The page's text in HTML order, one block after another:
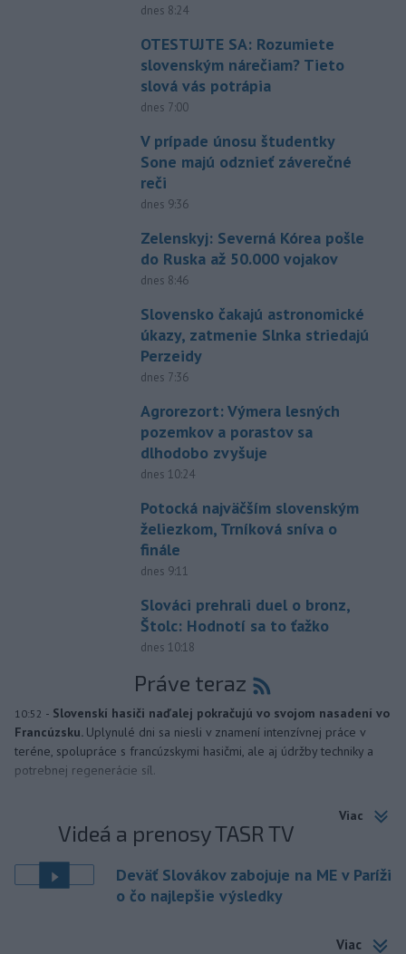
dnes 8:24
OTESTUJTE SA: Rozumiete
slovenským nárečiam? Tieto
slová vás potrápia
dnes 7:00
V prípade únosu študentky
Sone majú odznieť záverečné
reči
dnes 9:36
Zelenskyj: Severná Kórea pošle
do Ruska až 50.000 vojakov
dnes 8:46
Slovensko čakajú astronomické
úkazy, zatmenie Slnka striedajú
Perzeidy
dnes 7:36
Agrorezort: Výmera lesných
pozemkov a porastov sa
dlhodobo zvyšuje
dnes 10:24
Potocká najväčším slovenským
želiezkom, Trníková sníva o
finále
dnes 9:11
Slováci prehrali duel o bronz,
Štolc: Hodnotí sa to ťažko
dnes 10:18
Práve teraz
10:52 - Slovenskí hasiči naďalej pokračujú vo svojom nasadení vo
Francúzsku. Uplynulé dni sa niesli v znamení intenzívnej práce v
teréne, spolupráce s francúzskymi hasičmi, ale aj údržby techniky a
potrebnej regenerácie síl.
Viac
Videá a prenosy TASR TV
Deväť Slovákov zabojuje na ME v Paríži
o čo najlepšie výsledky
Viac